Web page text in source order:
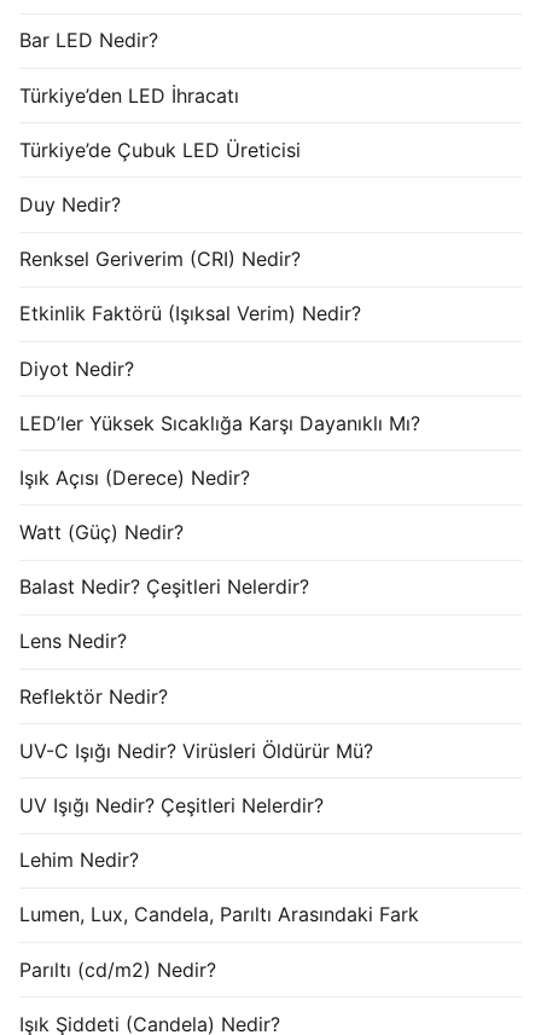
Bar LED Nedir?
Türkiye’den LED İhracatı
Türkiye’de Çubuk LED Üreticisi
Duy Nedir?
Renksel Geriverim (CRI) Nedir?
Etkinlik Faktörü (Işıksal Verim) Nedir?
Diyot Nedir?
LED’ler Yüksek Sıcaklığa Karşı Dayanıklı Mı?
Işık Açısı (Derece) Nedir?
Watt (Güç) Nedir?
Balast Nedir? Çeşitleri Nelerdir?
Lens Nedir?
Reflektör Nedir?
UV-C Işığı Nedir? Virüsleri Öldürür Mü?
UV Işığı Nedir? Çeşitleri Nelerdir?
Lehim Nedir?
Lumen, Lux, Candela, Parıltı Arasındaki Fark
Parıltı (cd/m2) Nedir?
Işık Şiddeti (Candela) Nedir?